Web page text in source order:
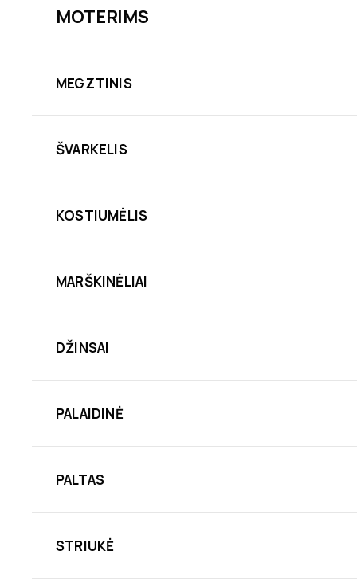
MOTERIMS
MEGZTINIS
ŠVARKELIS
KOSTIUMĖLIS
MARŠKINĖLIAI
DŽINSAI
PALAIDINĖ
PALTAS
STRIUKĖ